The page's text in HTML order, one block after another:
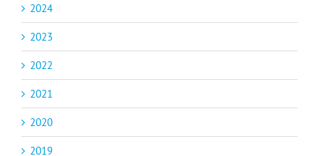
2024
2023
2022
2021
2020
2019